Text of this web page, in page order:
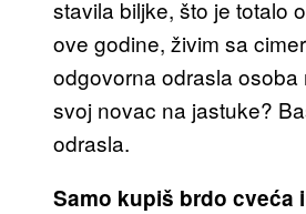
stavila biljke, što je totalo
ove godine, živim sa
odgovorna odrasla
svoj novac na jastuke?
odrasla.
Samo kupiš brdo cveća